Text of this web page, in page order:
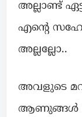
അല്ലാണ്ട്
എന്റെ
അല്ലല്ലോ..
അവളുടെ
ആണുങ്ങൾ